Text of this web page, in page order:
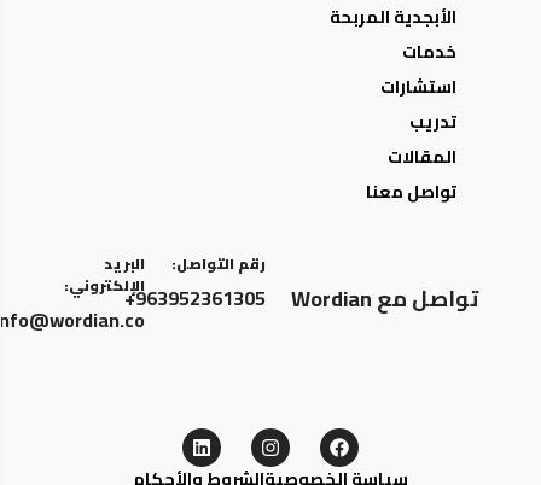
الأبجدية المربحة
خدمات
استشارات
تدريب
المقالات
تواصل معنا
تواصل مع Wordian
رقم التواصل:
963952361305+
البريد
الإلكتروني:
info@wordian.co